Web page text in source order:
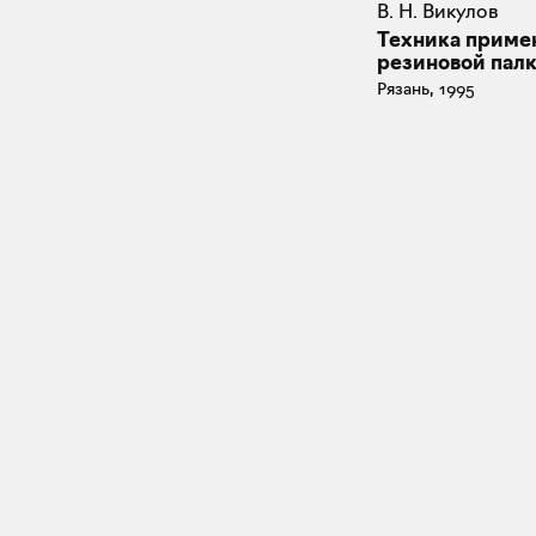
В. Н. Викулов
Техника
резиновой
Рязань, 1995